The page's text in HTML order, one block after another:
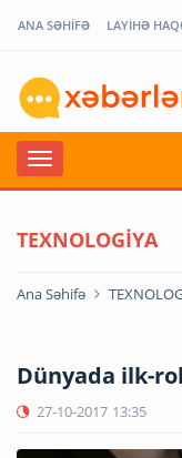
ANA SƏHİFƏ LAYİHƏ
TEXNOLOGİYA
Ana Səhifə
Dünyada ilk-
27-10-2017 13:35